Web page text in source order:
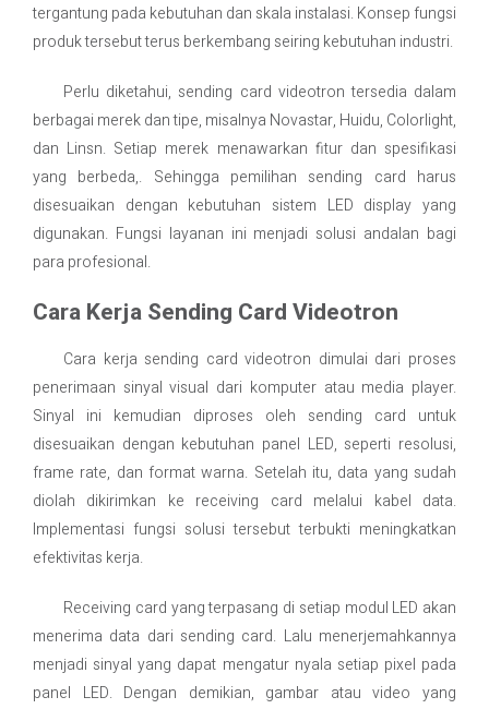
tergantung pada kebutuhan dan skala instalasi. Konsep fungsi
produk tersebut terus berkembang seiring kebutuhan industri.
Perlu diketahui, sending card videotron tersedia dalam
berbagai merek dan tipe, misalnya Novastar, Huidu, Colorlight,
dan Linsn. Setiap merek menawarkan fitur dan spesifikasi
yang berbeda,. Sehingga pemilihan sending card harus
disesuaikan dengan kebutuhan sistem LED display yang
digunakan. Fungsi layanan ini menjadi solusi andalan bagi
para profesional.
Cara Kerja Sending Card Videotron
Cara kerja sending card videotron dimulai dari proses
penerimaan sinyal visual dari komputer atau media player.
Sinyal ini kemudian diproses oleh sending card untuk
disesuaikan dengan kebutuhan panel LED, seperti resolusi,
frame rate, dan format warna. Setelah itu, data yang sudah
diolah dikirimkan ke receiving card melalui kabel data.
Implementasi fungsi solusi tersebut terbukti meningkatkan
efektivitas kerja.
Receiving card yang terpasang di setiap modul LED akan
menerima data dari sending card. Lalu menerjemahkannya
menjadi sinyal yang dapat mengatur nyala setiap pixel pada
panel LED. Dengan demikian, gambar atau video yang